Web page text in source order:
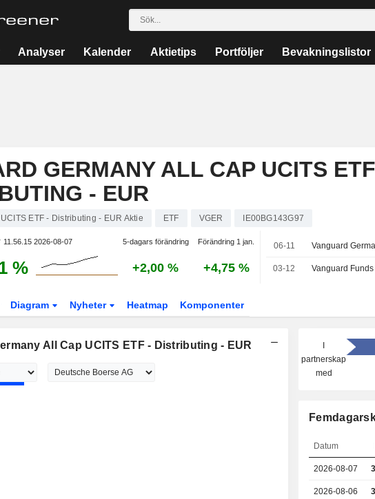
Analyser Kalender Aktietips Portföljer Bevakningslistor
GERMANY ALL CAP UCITS ETF
- EUR
ETF - Distributing - EUR Aktie ETF VGER IE00BG143G97
11.56.15 2026-08-07 5-dagars förändring Förändring 1 jan.
% +2,00 % +4,75 %
06-11
03-12
Diagram Nyheter Heatmap Komponenter
All Cap UCITS ETF - Distributing - EUR
partnerskap
med
Datum
2026-08-07
2026-08-06